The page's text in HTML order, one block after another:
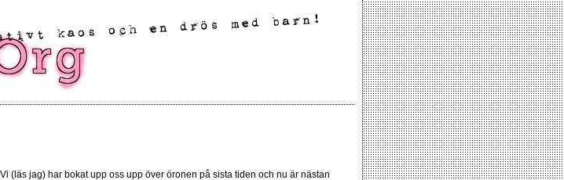
(läs jag) har bokat upp oss upp över öronen på sista tiden och nu är nästan